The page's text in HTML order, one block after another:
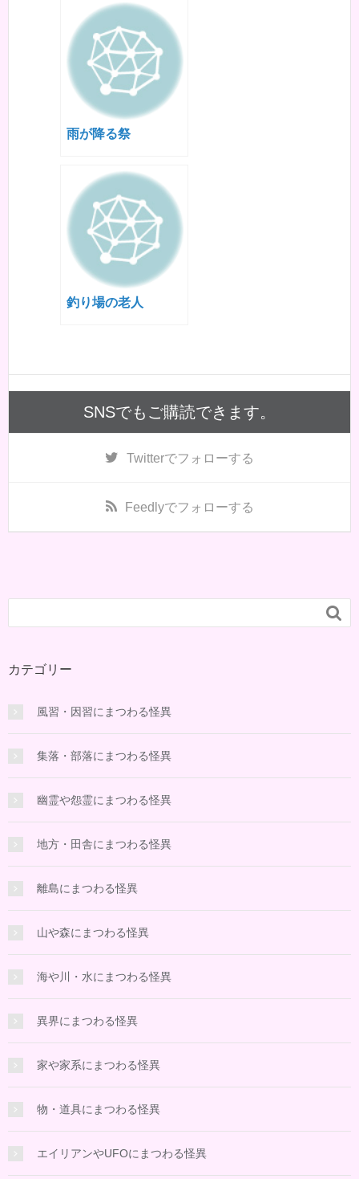
雨が降る祭
釣り場の老人
SNSでもご購読できます。
Twitterでフォローする
Feedlyでフォローする

カテゴリー
風習・因習にまつわる怪異
集落・部落にまつわる怪異
幽霊や怨霊にまつわる怪異
地方・田舎にまつわる怪異
離島にまつわる怪異
山や森にまつわる怪異
海や川・水にまつわる怪異
異界にまつわる怪異
家や家系にまつわる怪異
物・道具にまつわる怪異
エイリアンやUFOにまつわる怪異